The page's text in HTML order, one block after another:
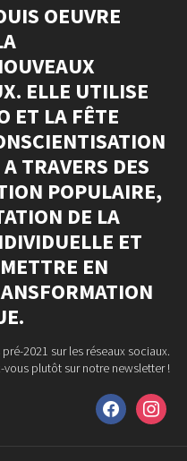
OEUVRE
ELLE UTILISE
ET LA FÊTE
TRAVERS DES
POPULAIRE,
DE LA
ET
EN
2021 sur les réseaux sociaux.
vous plutôt sur notre newsletter !
facebookinstagram